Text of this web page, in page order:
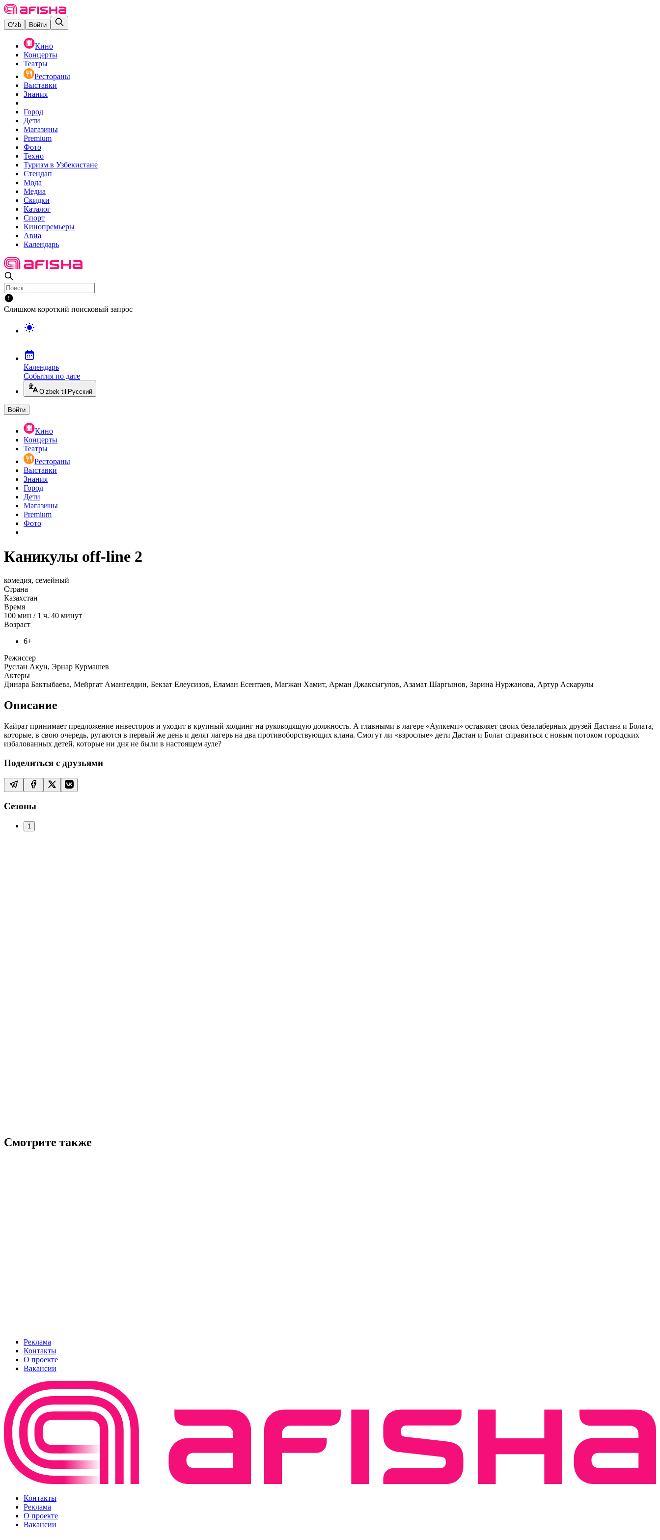
O‘zb Войти
Кино
Концерты
Театры
Рестораны
Выставки
Знания
Город
Дети
Магазины
Premium
Фото
Техно
Туризм в Узбекистане
Стендап
Мода
Медиа
Скидки
Каталог
Спорт
Кинопремьеры
Авиа
Календарь
Слишком короткий поисковый запрос
Календарь
События по дате
O’zbek tili Русский
Войти
Кино
Концерты
Театры
Рестораны
Выставки
Знания
Город
Дети
Магазины
Premium
Фото
Каникулы off-line 2
комедия, семейный
Страна
Казахстан
Время
100 мин / 1 ч. 40 минут
Возраст
6+
Режиссер
Руслан Акун, Эрнар Курмашев
Актеры
Динара Бактыбаева, Мейргат Амангелдин, Бекзат Елеусизов, Еламан Есентаев, Магжан Хамит, Арман Джаксыгулов, Азамат Шаргынов, Зарина Нуржанова, Артур Аскарулы
Описание
Кайрат принимает предложение инвесторов и уходит в крупный холдинг на руководящую должность. А главными в лагере «Аулкемп» оставляет своих безалаберных друзей Дастана и Болата,
которые, в свою очередь, ругаются в первый же день и делят лагерь на два противоборствующих клана. Смогут ли «взрослые» дети Дастан и Болат справиться с новым потоком городских
избалованных детей, которые ни дня не были в настоящем ауле?
Поделиться с друзьями
Сезоны
1
Смотрите также
Реклама
Контакты
О проекте
Вакансии
Контакты
Реклама
О проекте
Вакансии